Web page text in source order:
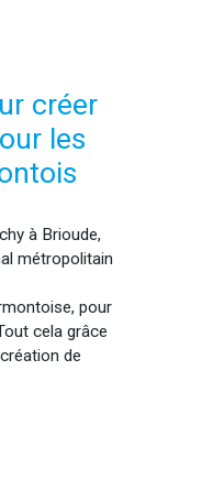
créer
les
à Brioude,
métropolitain
pour
cela grâce
de